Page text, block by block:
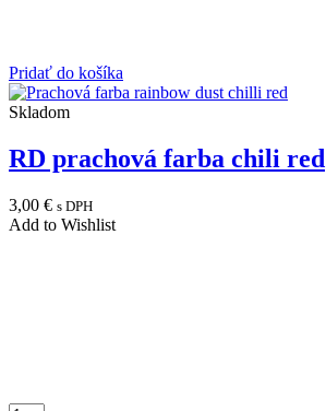
Pridať do košíka
Skladom
RD prachová farba chili red
3,00 € s DPH
Add to Wishlist